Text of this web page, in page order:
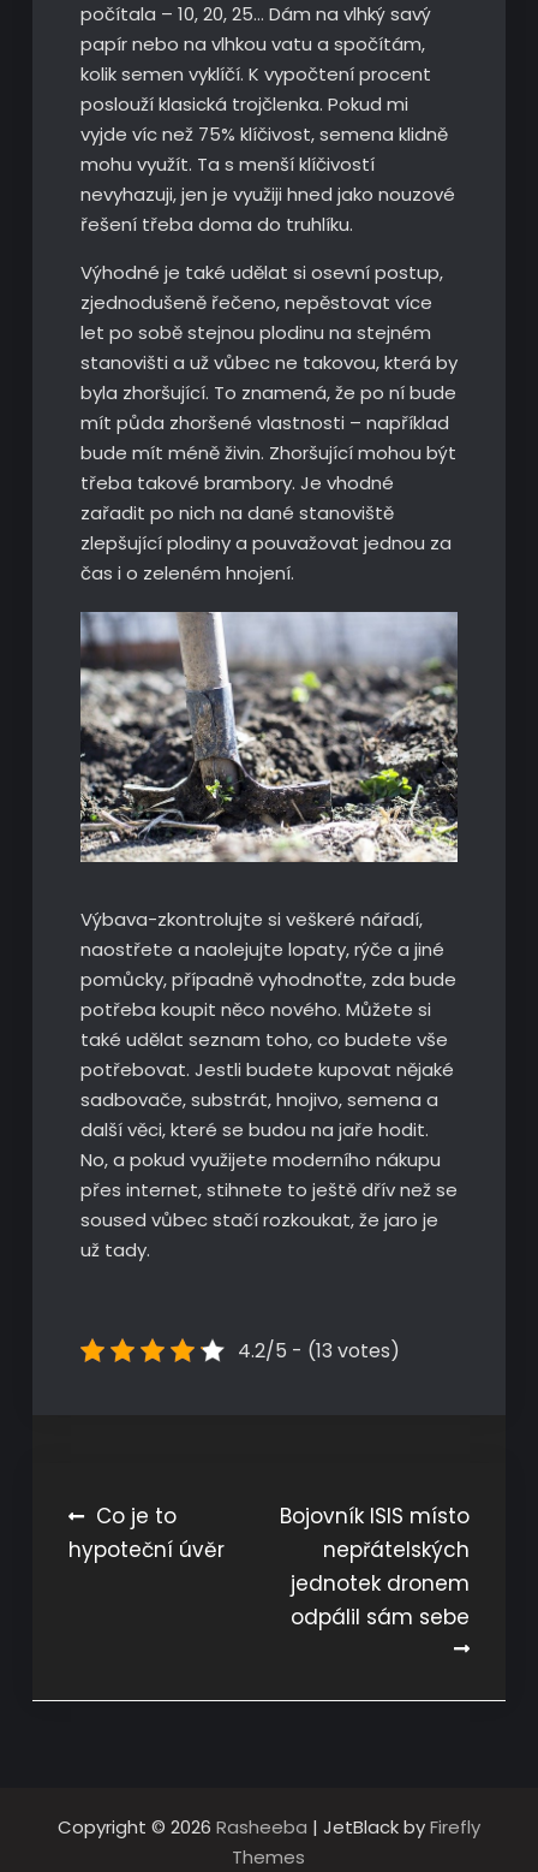
počítala – 10, 20, 25… Dám na vlhký savý
papír nebo na vlhkou vatu a spočítám,
kolik semen vyklíčí. K vypočtení procent
poslouží klasická trojčlenka. Pokud mi
vyjde víc než 75% klíčivost, semena klidně
mohu využít. Ta s menší klíčivostí
nevyhazuji, jen je využiji hned jako nouzové
řešení třeba doma do truhlíku.
Výhodné je také udělat si osevní postup,
zjednodušeně řečeno, nepěstovat více
let po sobě stejnou plodinu na stejném
stanovišti a už vůbec ne takovou, která by
byla zhoršující. To znamená, že po ní bude
mít půda zhoršené vlastnosti – například
bude mít méně živin. Zhoršující mohou být
třeba takové brambory. Je vhodné
zařadit po nich na dané stanoviště
zlepšující plodiny a pouvažovat jednou za
čas i o zeleném hnojení.
Výbava-zkontrolujte si veškeré nářadí,
naostřete a naolejujte lopaty, rýče a jiné
pomůcky, případně vyhodnoťte, zda bude
potřeba koupit něco nového. Můžete si
také udělat seznam toho, co budete vše
potřebovat. Jestli budete kupovat nějaké
sadbovače, substrát, hnojivo, semena a
další věci, které se budou na jaře hodit.
No, a pokud využijete moderního nákupu
přes internet, stihnete to ještě dřív než se
soused vůbec stačí rozkoukat, že jaro je
už tady.
4.2/5 - (13 votes)
Navigace
pro
Co je to
hypoteční úvěr
Bojovník ISIS místo
nepřátelských
jednotek dronem
odpálil sám sebe
Copyright © 2026 Rasheeba | JetBlack byFirefly
Themes